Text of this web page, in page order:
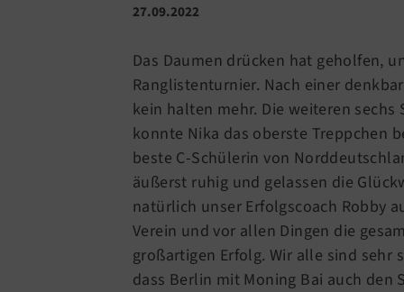
27.09.2022
Das Daumen drücken hat geholfen,
Ranglistenturnier. Nach einer
kein halten mehr. Die weiteren
konnte Nika das oberste Treppchen
beste C-Schülerin von
äußerst ruhig und gelassen die
natürlich unser Erfolgscoach Robby
Verein und vor allen Dingen die
großartigen Erfolg. Wir alle sind sehr
dass Berlin mit Moning Bai auch den